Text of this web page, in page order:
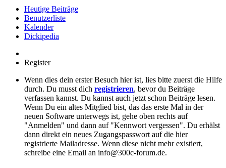
Heutige Beiträge
Benutzerliste
Kalender
Dickipedia
Register
Wenn dies dein erster Besuch hier ist, lies bitte zuerst die Hilfe
durch. Du musst dich registrieren, bevor du Beiträge
verfassen kannst. Du kannst auch jetzt schon Beiträge lesen.
Wenn Du ein altes Mitglied bist, das das erste Mal in der
neuen Software unterwegs ist, gehe oben rechts auf
"Anmelden" und dann auf "Kennwort vergessen". Du erhälst
dann direkt ein neues Zugangspasswort auf die hier
registrierte Mailadresse. Wenn diese nicht mehr existiert,
schreibe eine Email an info@300c-forum.de.